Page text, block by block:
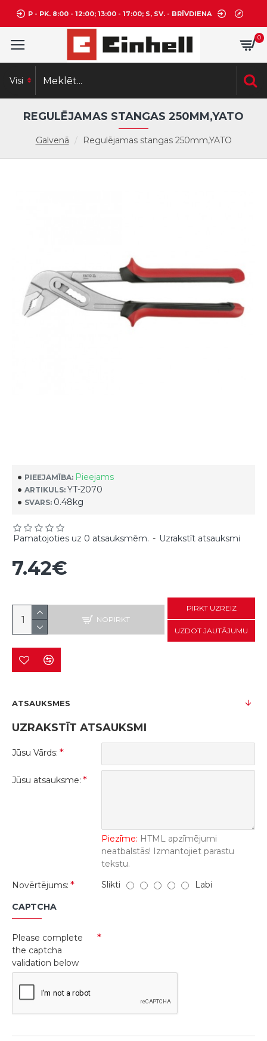
P - PK. 8:00 - 12:00; 13:00 - 17:00; S, SV. - BRĪVDIENA
0
Visi
Galvenā Regulējamas stangas 250mm,YATO
REGULĒJAMAS STANGAS 250MM,YATO
PIEEJAMĪBA: Pieejams
ARTIKULS: YT-2070
SVARS: 0.48kg
Pamatojoties uz 0 atsauksmēm. - Uzrakstīt atsauksmi
7.42€
NOPIRKT
PIRKT UZREIZ
UZDOT JAUTĀJUMU
ATSAUKSMES
UZRAKSTĪT ATSAUKSMI
Jūsu Vārds:
Jūsu atsauksme:
Piezīme: HTML apzīmējumi
neatbalstās! Izmantojiet parastu
tekstu.
Novērtējums:
Slikti Labi
CAPTCHA
Please complete
the captcha
validation below